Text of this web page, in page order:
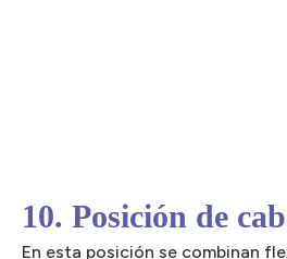
10. Posición de
En esta posición se combinan